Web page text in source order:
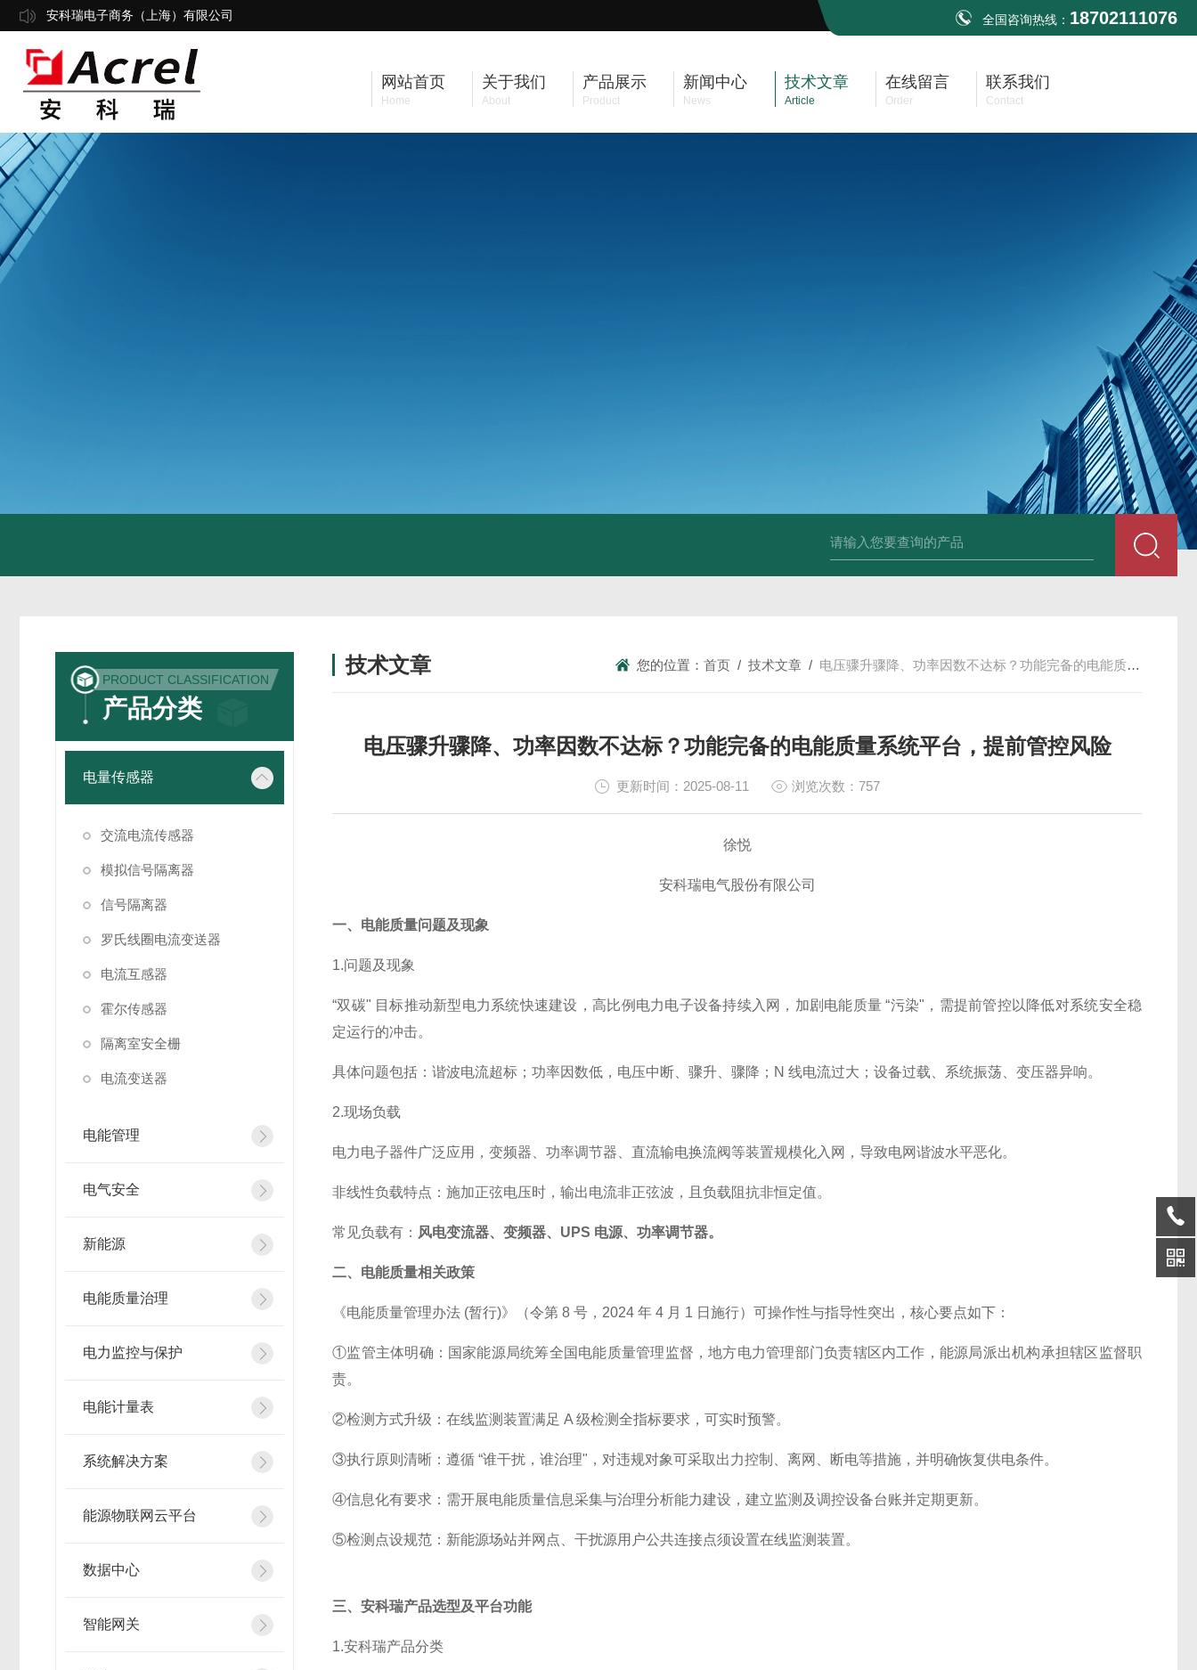
安科瑞电子商务（上海）有限公司 全国咨询热线： 18702111076
网站首页
Home
关于我们
About
产品展示
Product
新闻中心
News
技术文章
Article
在线留言
Order
联系我们
Contact
PRODUCT CLASSIFICATION
产品分类
电量传感器
交流电流传感器
模拟信号隔离器
信号隔离器
罗氏线圈电流变送器
电流互感器
霍尔传感器
隔离室安全栅
电流变送器
电能管理
电气安全
新能源
电能质量治理
电力监控与保护
电能计量表
系统解决方案
能源物联网云平台
数据中心
智能网关
技术文章 您的位置：首页 /技术文章 / 电压骤升骤降、功率因数不达标？功能完备的电能质量系统平台，提前管控风险
电压骤升骤降、功率因数不达标？功能完备的电能质量系统平台，提前管控风险
更新时间：2025-08-11 浏览次数：757
徐悦
安科瑞电气股份有限公司
一、电能质量问题及现象
1.问题及现象
“双碳" 目标推动新型电力系统快速建设，高比例 电力电子设备持续入网，加剧电能质量 “污染"，需提前管控以降低对系统安全稳
定运行的冲击。
具体问题包括：谐波电流超标；功率因数低，电压中断、骤升、骤降；N 线电流过大；设备过载、系统振荡、变压器异响。
2.现场负载
电力电子器件广泛应用，变频器、功率调节器、直流输电换流阀等装置规模化入网，导致电网谐波水平恶化。
非线性负载特点：施加正弦电压时，输出电流非正弦波，且负载阻抗非恒定值。
常见负载有： 风电变流器、变频器、UPS 电源、功率调节器。
二、电能质量相关政策
《电能质量管理办法 (暂行)》（令第 8 号，2024 年 4 月 1 日施行）可操作性与指导性突出，核心要点如下：
①监管主体明确：国家能源局统筹全国电能质量管理监督，地方电力管理部门负责辖区内工作，能源局派出机构承担辖区监督职
责。
②检测方式升级：在线监测装置满足 A 级检测全指标要求，可实时预警。
③执行原则清晰：遵循 “谁干扰，谁治理"，对违规对象可采取出力控制、离网、断电等措施，并明确恢复供电条件。
④信息化有要求：需开展电能质量信息采集与治理分析能力建设，建立监测及调控设备台账并定期更新。
⑤检测点设规范：新能源场站并网点、干扰源用户公共连接点须设置在线监测装置。
三、安科瑞产品选型及平台功能
1.安科瑞产品分类